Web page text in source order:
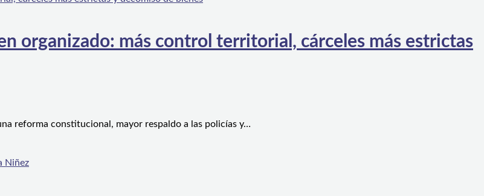
organizado: más control territorial, cárceles más estrictas
reforma constitucional, mayor respaldo a las policías y…